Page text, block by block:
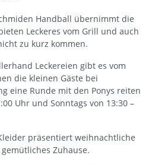
Handball übernimmt die
Leckeres vom Grill und auch
zu kurz kommen.
Leckereien gibt es vom
die kleinen Gäste bei
eine Runde mit den Ponys reiten
Uhr und Sonntags von 13:30 –
präsentiert weihnachtliche
Zuhause.